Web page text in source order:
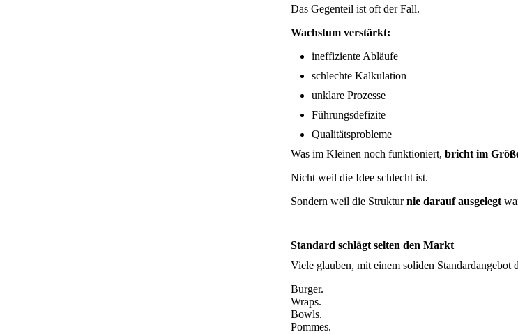
Das Gegenteil ist oft der Fall.
Wachstum verstärkt:
ineffiziente Abläufe
schlechte Kalkulation
unklare Prozesse
Führungsdefizite
Qualitätsprobleme
Was im Kleinen noch funktioniert, bricht im
Nicht weil die Idee schlecht ist.
Sondern weil die Strukturnie darauf ausgelegt
Standard schlägt selten den Markt
Viele glauben, mit einem soliden Standardangebot
Burger.
Wraps.
Bowls.
Pommes.